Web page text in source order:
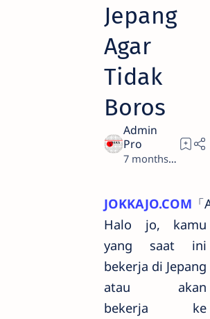
Jepang
Agar
Tidak
Boros
7 months ago
JOKKAJO.COM
Halo jo, kamu
yang saat ini
bekerja di Jepang
atau akan
bekerja ke